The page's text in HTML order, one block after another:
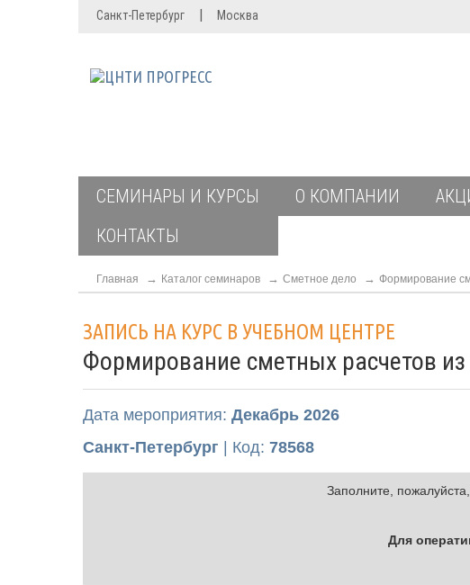
Санкт-Петербург | Москва
СЕМИНАРЫ И КУРСЫ О КОМПАНИИ
КОНТАКТЫ
Главная Каталог семинаров Сметное дело Формирование
ЗАПИСЬ НА КУРС В УЧЕБНОМ ЦЕНТРЕ
Формирование сметных расчетов
Дата мероприятия: Декабрь 2026
Санкт-Петербург | Код: 78568
Заполните,
Для